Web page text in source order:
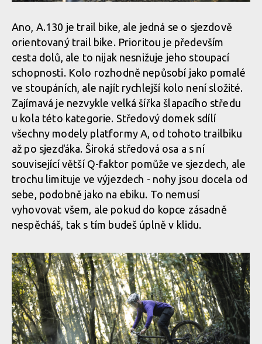
Ano, A.130 je trail bike, ale jedná se o sjezdově
orientovaný trail bike. Prioritou je především
cesta dolů, ale to nijak nesnižuje jeho stoupací
schopnosti. Kolo rozhodně nepůsobí jako pomalé
ve stoupáních, ale najít rychlejší kolo není složité.
Zajímavá je nezvykle velká šířka šlapacího středu
u kola této kategorie. Středový domek sdílí
všechny modely platformy A, od tohoto trailbiku
až po sjezďáka. Široká středová osa a s ní
související větší Q-faktor pomůže ve sjezdech, ale
trochu limituje ve výjezdech - nohy jsou docela od
sebe, podobně jako na ebiku. To nemusí
vyhovovat všem, ale pokud do kopce zásadně
nespěcháš, tak s tím budeš úplně v klidu.